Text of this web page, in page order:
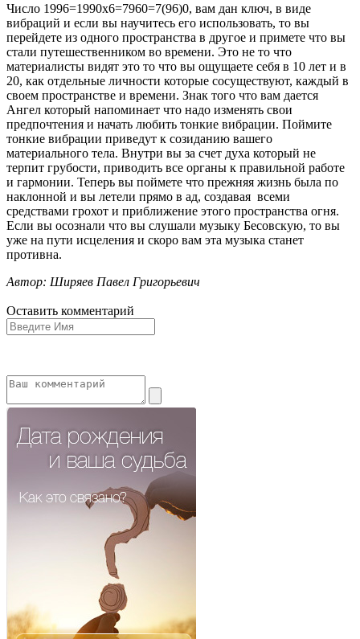
Число 1996=1990х6=7960=7(96)0, вам дан ключ, в виде
вибраций и если вы научитесь его использовать, то вы
перейдете из одного пространства в другое и примете что вы
стали путешественником во времени. Это не то что
материалисты видят это то что вы ощущаете себя в 10 лет и в
20, как отдельные личности которые сосуществуют, каждый в
своем пространстве и времени. Знак того что вам дается
Ангел который напоминает что надо изменять свои
предпочтения и начать любить тонкие вибрации. Поймите
тонкие вибрации приведут к созиданию вашего
материального тела. Внутри вы за счет духа который не
терпит грубости, приводить все органы к правильной работе
и гармонии. Теперь вы поймете что прежняя жизнь была по
наклонной и вы летели прямо в ад, создавая всеми
средствами грохот и приближение этого пространства огня.
Если вы осознали что вы слушали музыку Бесовскую, то вы
уже на пути исцеления и скоро вам эта музыка станет
противна.
Автор: Ширяев Павел Григорьевич
Оставить комментарий